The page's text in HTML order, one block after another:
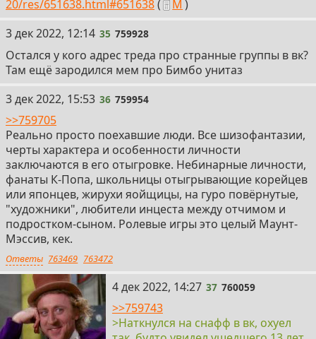
20/res/651638.html#651638( М )
35
3 дек 2022, 12:14 35 759928
Остался у кого адрес треда про странные группы в вк?
Там ещё зародился мем про Бимбо унитаз
36
3 дек 2022, 15:53 36 759954
>>759705
Реально просто поехавшие люди. Все шизофантазии,
черты характера и особенности личности
заключаются в его отыгровке. Небинарные личности,
фанаты К-Попа, школьницы отыгрывающие корейцев
или японцев, жирухи яойщицы, на гуро повёрнутые,
"художники", любители инцеста между отчимом и
подростком-сыном. Ролевые игры это целый Маунт-
Мэссив, кек.
Ответы 763469 763472
37
4 дек 2022, 14:27 37 760059
>>759743
>Наткнулся на снафф в вк, охуел